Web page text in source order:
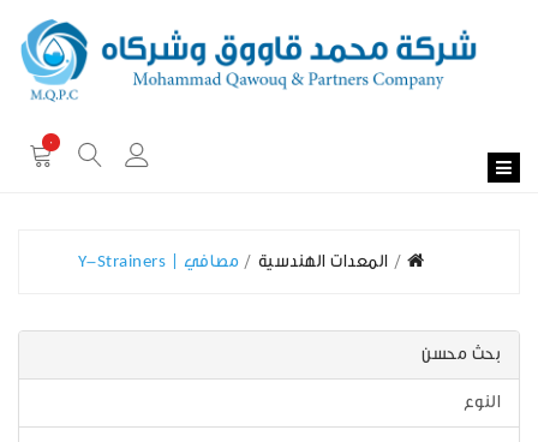
0
المعدات الهندسية مصافي | Y-Strainers
بحث محسن
النوع